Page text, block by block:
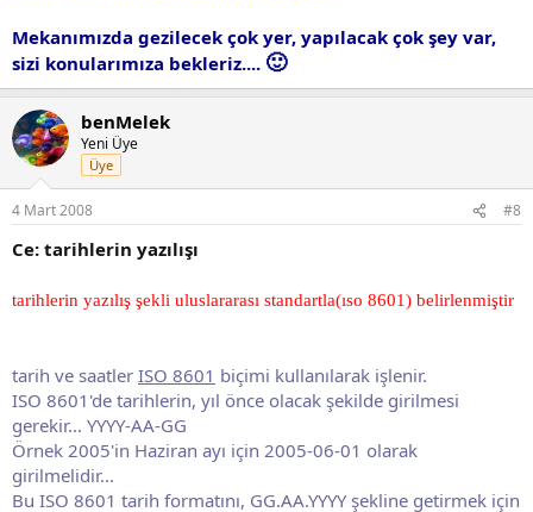
Mekanımızda gezilecek çok yer, yapılacak çok şey var,
sizi konularımıza bekleriz.... 🙂
benMelek
Yeni Üye
Üye
4 Mart 2008 #8
Ce: tarihlerin yazılışı
tarihlerin yazılış şekli uluslararası standartla(ıso 8601) belirlenmiştir
tarih ve saatler ISO 8601 biçimi kullanılarak işlenir.
ISO 8601'de tarihlerin, yıl önce olacak şekilde girilmesi
gerekir... YYYY-AA-GG
Örnek 2005'in Haziran ayı için 2005-06-01 olarak
girilmelidir...
Bu ISO 8601 tarih formatını, GG.AA.YYYY şekline getirmek için